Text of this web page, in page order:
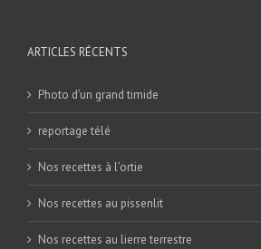
ARTICLES RÉCENTS
Photo d’un grand timide
reportage télé
Nos recettes à l’ortie
Nos recettes au pissenlit
Nos recettes au lierre terrestre